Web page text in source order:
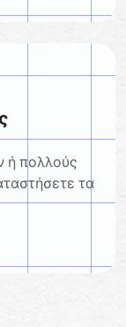
ή πολλούς
τα